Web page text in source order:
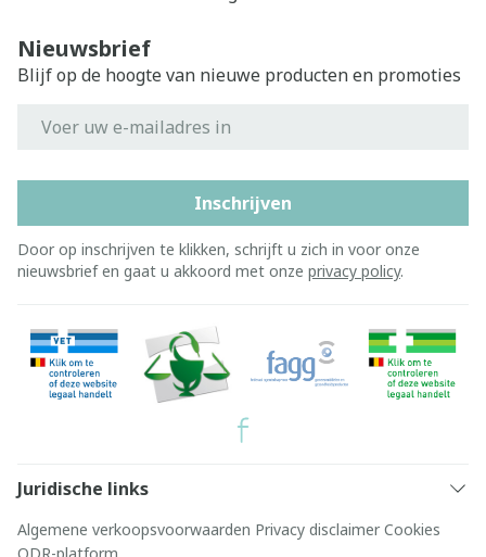
Nieuwsbrief
Blijf op de hoogte van nieuwe producten en promoties
Inschrijven
Door op inschrijven te klikken, schrijft u zich in voor onze
nieuwsbrief en gaat u akkoord met onze privacy policy.
Juridische links
Algemene verkoopsvoorwaarden Privacy disclaimer Cookies